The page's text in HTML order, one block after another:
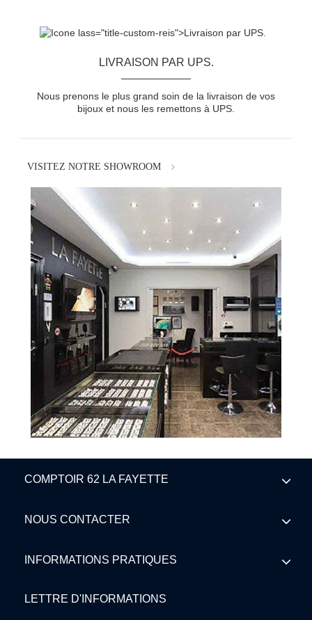
LIVRAISON PAR UPS.
Nous prenons le plus grand soin de la livraison de vos
bijoux et nous les remettons à UPS.
VISITEZ NOTRE SHOWROOM
COMPTOIR 62 LA FAYETTE
NOUS CONTACTER
INFORMATIONS PRATIQUES
LETTRE D'INFORMATIONS